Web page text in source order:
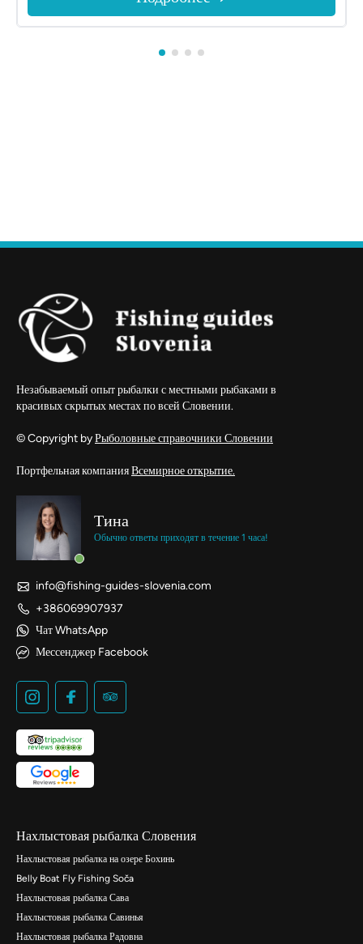
Незабываемый опыт рыбалки с местными рыбаками в
красивых скрытых местах по всей Словении.
© Copyright byРыболовные справочники Словении
Портфельная компанияВсемирное открытие.
Тина
Обычно ответы приходят в течение 1 часа!
info@fishing-guides-slovenia.com
+386069907937
Чат WhatsApp
Мессенджер Facebook
Нахлыстовая рыбалка Словения
Нахлыстовая рыбалка на озере Бохинь
Belly Boat Fly Fishing Soča
Нахлыстовая рыбалка Сава
Нахлыстовая рыбалка Савинья
Нахлыстовая рыбалка Радовна